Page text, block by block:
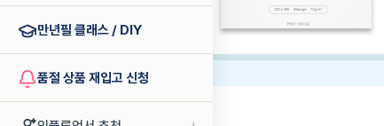
만년필 클래스 / DIY
품절 상품 재입고 신청
플래티넘